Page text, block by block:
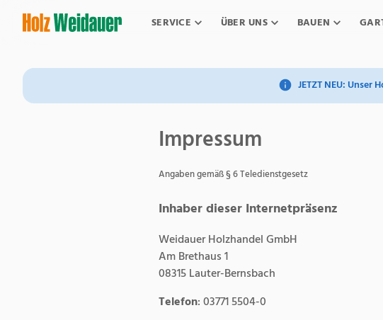
SERVICE ÜBER UNS BAUEN
JETZT NEU:
Impressum
Angaben gemäß § 6 Teledienstgesetz
Inhaber dieser Internetpräsenz
Weidauer Holzhandel GmbH
Am Brethaus 1
08315 Lauter-Bernsbach
Telefon: 03771 5504-0